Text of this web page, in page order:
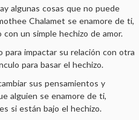
algunas cosas que no puede
Chalamet se enamore de ti,
un simple hechizo de amor.
impactar su relación con otra
para basar el hechizo.
sus pensamientos y
alguien se enamore de ti,
si están bajo el hechizo.